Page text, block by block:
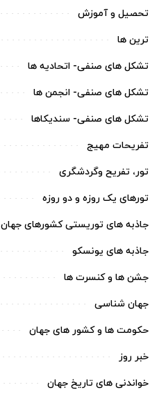
تحصیل و آموزش
ترین ها
تشکل های صنفی- اتحادیه ها
تشکل های صنفی- انجمن ها
تشکل های صنفی- سندیکاها
تفریحات مهیج
تور، تفریح وگردشگری
تورهای یک روزه و دو روزه
جاذبه های توریستی کشورهای جهان
جاذبه های یونسکو
جشن ها و کنسرت ها
جهان شناسی
حکومت ها و کشور های جهان
خبر روز
خواندنی های تاریخ جهان